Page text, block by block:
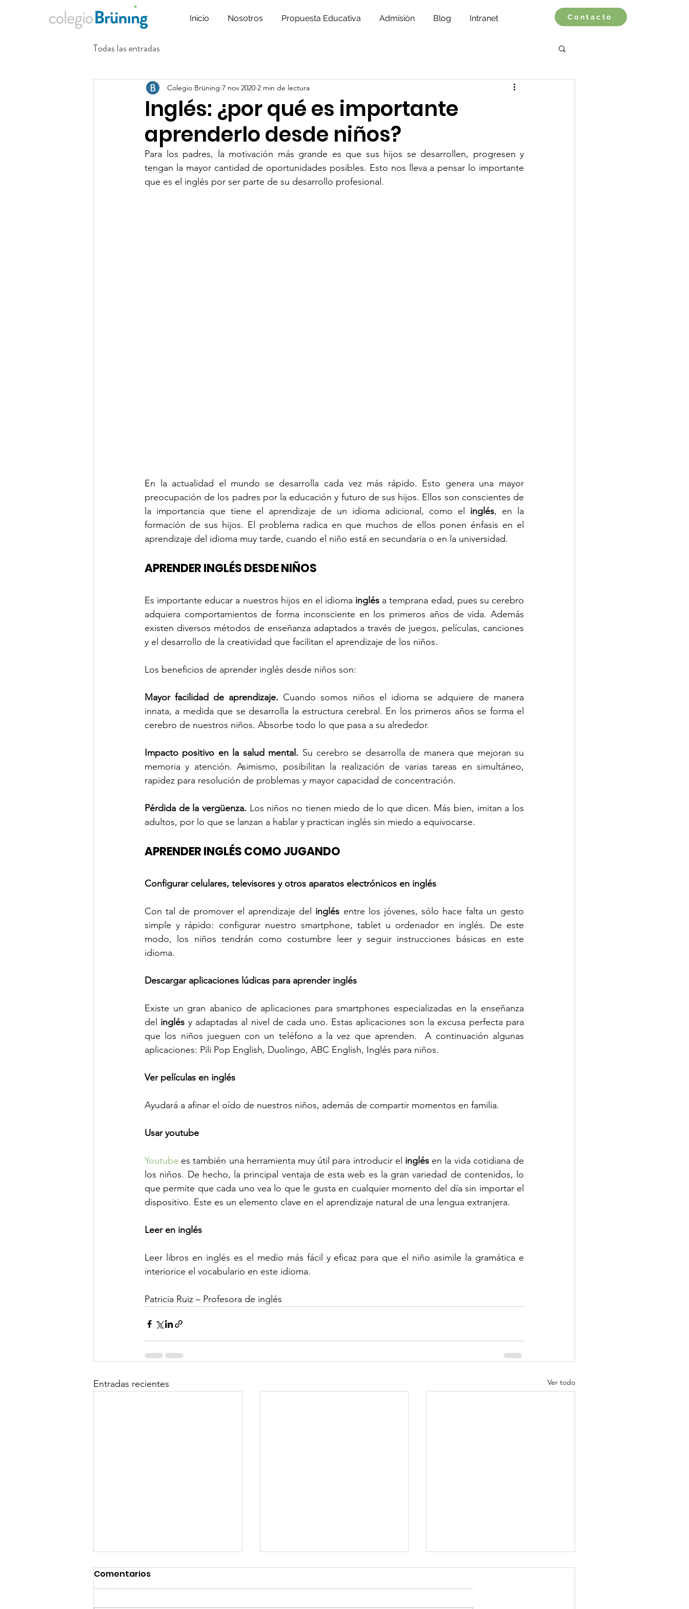
Inicio Nosotros Propuesta Educativa Admisión Blog Intranet Contacto
Todas las entradas
Inglés: ¿por qué es importante
aprenderlo desde niños?
Colegio Brüning 7 nov 2020 2 min de lectura
Para los padres, la motivación más grande es que sus hijos se desarrollen, progresen y
tengan la mayor cantidad de oportunidades posibles. Esto nos lleva a pensar lo importante
que es el inglés por ser parte de su desarrollo profesional.
En la actualidad el mundo se desarrolla cada vez más rápido. Esto genera una mayor
preocupación de los padres por la educación y futuro de sus hijos. Ellos son conscientes de
la importancia que tiene el aprendizaje de un idioma adicional, como el inglés, en la
formación de sus hijos. El problema radica en que muchos de ellos ponen énfasis en el
aprendizaje del idioma muy tarde, cuando el niño está en secundaria o en la universidad.
APRENDER INGLÉS DESDE NIÑOS
Es importante educar a nuestros hijos en el idioma inglés a temprana edad, pues su cerebro
adquiera comportamientos de forma inconsciente en los primeros años de vida. Además
existen diversos métodos de enseñanza adaptados a través de juegos, películas, canciones
y el desarrollo de la creatividad que facilitan el aprendizaje de los niños.
Los beneficios de aprender inglés desde niños son:
Mayor facilidad de aprendizaje. Cuando somos niños el idioma se adquiere de manera
innata, a medida que se desarrolla la estructura cerebral. En los primeros años se forma el
cerebro de nuestros niños. Absorbe todo lo que pasa a su alrededor.
Impacto positivo en la salud mental. Su cerebro se desarrolla de manera que mejoran su
memoria y atención. Asimismo, posibilitan la realización de varias tareas en simultáneo,
rapidez para resolución de problemas y mayor capacidad de concentración.
Pérdida de la vergüenza. Los niños no tienen miedo de lo que dicen. Más bien, imitan a los
adultos, por lo que se lanzan a hablar y practican inglés sin miedo a equivocarse.
APRENDER INGLÉS COMO JUGANDO
Configurar celulares, televisores y otros aparatos electrónicos en inglés
Con tal de promover el aprendizaje del inglés entre los jóvenes, sólo hace falta un gesto
simple y rápido: configurar nuestro smartphone, tablet u ordenador en inglés. De este
modo, los niños tendrán como costumbre leer y seguir instrucciones básicas en este
idioma.
Descargar aplicaciones lúdicas para aprender inglés
Existe un gran abanico de aplicaciones para smartphones especializadas en la enseñanza
del inglés y adaptadas al nivel de cada uno. Estas aplicaciones son la excusa perfecta para
que los niños jueguen con un teléfono a la vez que aprenden.  A continuación algunas
aplicaciones: Pili Pop English, Duolingo, ABC English, Inglés para niños.
Ver películas en inglés
Ayudará a afinar el oído de nuestros niños, además de compartir momentos en familia.
Usar youtube
Youtube es también una herramienta muy útil para introducir el inglés en la vida cotidiana de
los niños. De hecho, la principal ventaja de esta web es la gran variedad de contenidos, lo
que permite que cada uno vea lo que le gusta en cualquier momento del día sin importar el
dispositivo. Este es un elemento clave en el aprendizaje natural de una lengua extranjera.
Leer en inglés
Leer libros en inglés es el medio más fácil y eficaz para que el niño asimile la gramática e
interiorice el vocabulario en este idioma.
Patricia Ruiz – Profesora de inglés
Entradas recientes Ver todo
Comentarios